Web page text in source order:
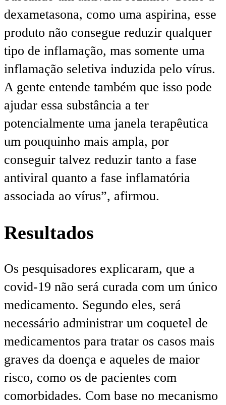
dexametasona, como uma aspirina, esse
produto não consegue reduzir qualquer
tipo de inflamação, mas somente uma
inflamação seletiva induzida pelo vírus.
A gente entende também que isso pode
ajudar essa substância a ter
potencialmente uma janela terapêutica
um pouquinho mais ampla, por
conseguir talvez reduzir tanto a fase
antiviral quanto a fase inflamatória
associada ao vírus”, afirmou.
Resultados
Os pesquisadores explicaram, que a
covid-19 não será curada com um único
medicamento. Segundo eles, será
necessário administrar um coquetel de
medicamentos para tratar os casos mais
graves da doença e aqueles de maior
risco, como os de pacientes com
comorbidades. Com base no mecanismo